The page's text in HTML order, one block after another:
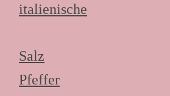
italienische
Salz
Pfeffer